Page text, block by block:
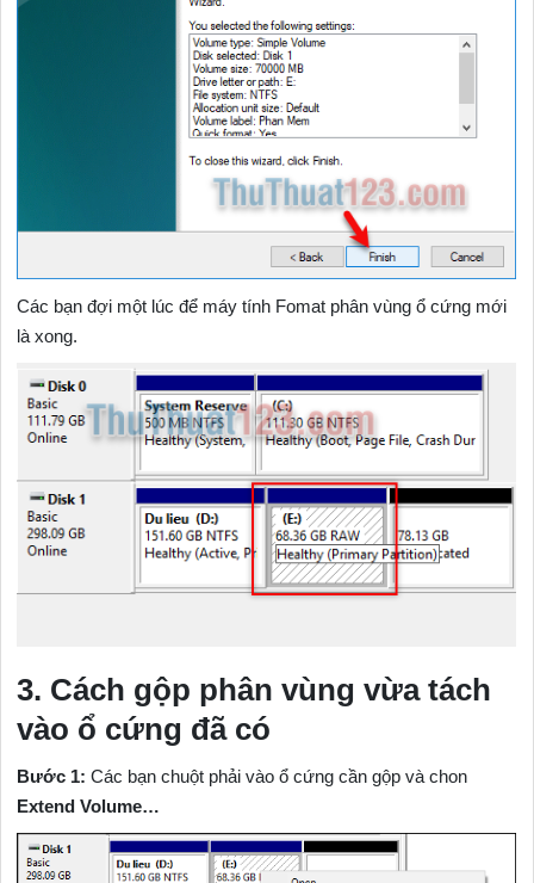
Các bạn đợi một lúc để máy tính Fomat phân vùng ổ cứng mới
là xong.
3. Cách gộp phân vùng vừa tách
vào ổ cứng đã có
Bước 1:Các bạn chuột phải vào ổ cứng cần gộp và chon
Extend Volume…